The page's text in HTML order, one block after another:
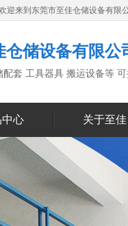
来到东莞市至佳仓储设备有限
仓储设备有限公
配套 工具器具 搬运设备等
中心 关于至佳